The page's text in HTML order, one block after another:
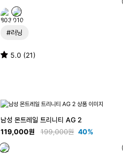
#러닝
5.0 (21)
남성 몬트레일 트리니티 AG 2
119,000원
199,000원 40%